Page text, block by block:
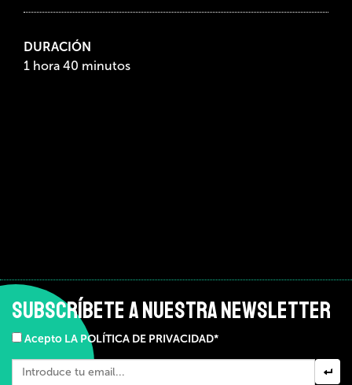
DURACIÓN
1 hora 40 minutos
SUBSCRÍBETE A NUESTRA NEWSLETTER
Acepto LA POLÍTICA DE PRIVACIDAD*